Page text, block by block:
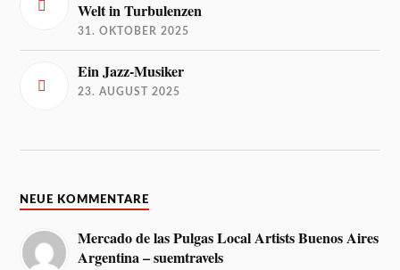
Welt in Turbulenzen
31. OKTOBER 2025
Ein Jazz-Musiker
23. AUGUST 2025
NEUE KOMMENTARE
Mercado de las Pulgas Local Artists Buenos Aires
Argentina – suemtravels